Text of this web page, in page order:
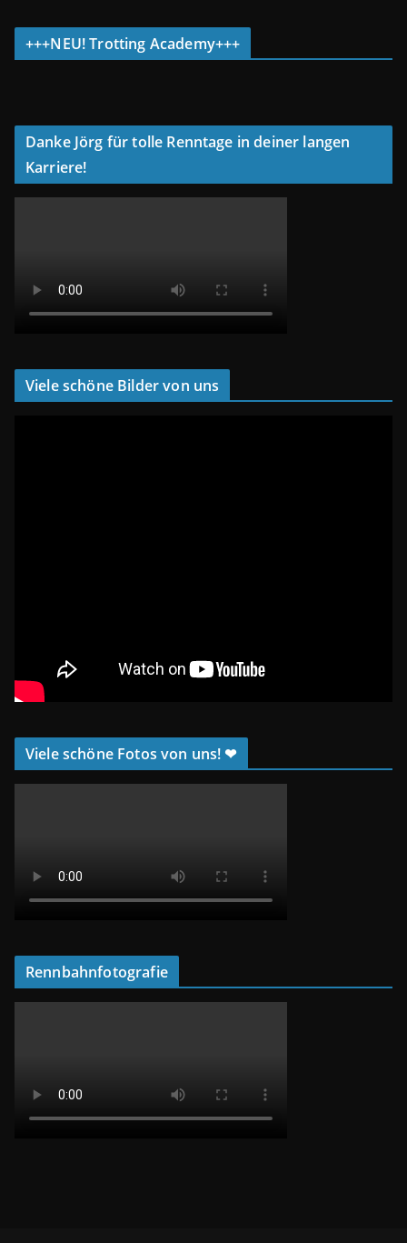
+++NEU! Trotting Academy+++
Danke Jörg für tolle Renntage in deiner langen
Karriere!
Viele schöne Bilder von uns
Viele schöne Fotos von uns! ❤
Rennbahnfotografie